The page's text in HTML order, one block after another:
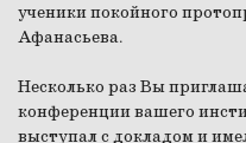
ученики покойного
Афанасьева.
Несколько раз Вы
конференции вашего
выступал с докладом и